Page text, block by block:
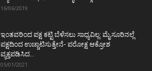
16/06/2019
ಇಂತವರಿಂದ ಪಕ್ಷ ಕಟ್ಟಿ ಬೆಳೆಸಲು ಸಾಧ್ಯವಿಲ್ಲ: ಮೈಸೂರಿನಲ್ಲೆ
ಪಕ್ಷದಿಂದ ಉಚ್ಚಾಟಿಸುತ್ತೇನೆ- ಪರೋಕ್ಷ ಆಕ್ರೋಶ
ವ್ಯಕ್ತಪಡಿಸಿದ...
05/01/2021